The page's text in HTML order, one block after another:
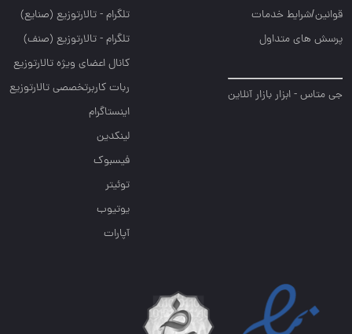
قوانین/شرایط خدمات
پرسش های متداول
جی متاس - ابزار بازار آنلاین
تلگرام - تالارتوزيع (صنايع)
تلگرام - تالارتوزیع (صنف)
کانال اعضای ویژه تالارتوزیع
ربات کاربرتخصصی تالارتوزیع
اینستاگرام
لینکدین
فیسبوک
توئیتر
یوتیوب
آپارات